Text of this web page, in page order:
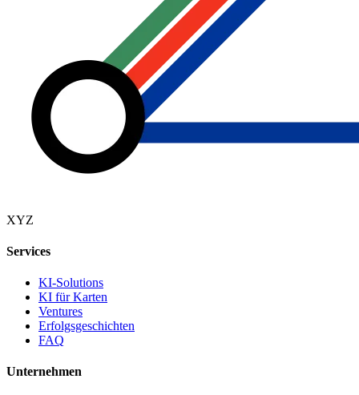
XYZ
Services
KI-Solutions
KI für Karten
Ventures
Erfolgsgeschichten
FAQ
Unternehmen